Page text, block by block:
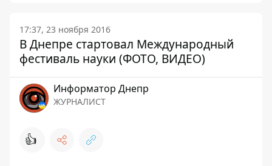
17:37, 23 ноября 2016
В Днепре стартовал Международный
фестиваль науки (ФОТО, ВИДЕО)
Информатор Днепр
ЖУРНАЛИСТ
👍